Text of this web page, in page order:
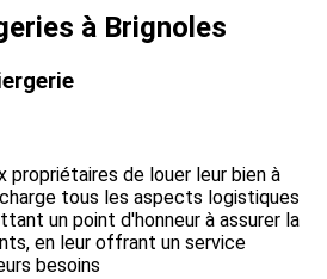
à Brignoles
propriétaires de louer leur bien à
tous les aspects logistiques
un point d'honneur à assurer la
en leur offrant un service
besoins